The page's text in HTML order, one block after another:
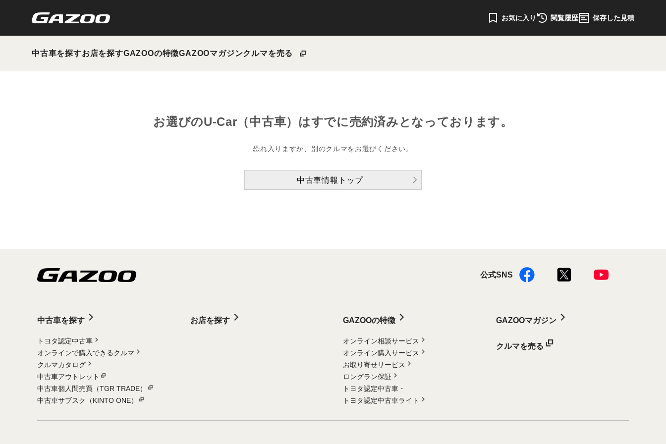
お気に入り 閲覧履歴 保存した見積
中古車を探すお店を探すGAZOOの特徴GAZOOマガジンクルマを売る
お選びのU-Car（中古車）はすでに売約済みとなっております。
恐れ入りますが、別のクルマをお選びください。
中古車情報トップ
公式SNS
中古車を探す
トヨタ認定中古車
オンラインで購入できるクルマ
クルマカタログ
中古車アウトレット
中古車個人間売買（TGR TRADE）
中古車サブスク（KINTO ONE）
お店を探す GAZOOの特徴
オンライン相談サービス
オンライン購入サービス
お取り寄せサービス
ロングラン保証
トヨタ認定中古車・
トヨタ認定中古車ライト
GAZOOマガジン
クルマを売る